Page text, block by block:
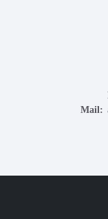
Mail: